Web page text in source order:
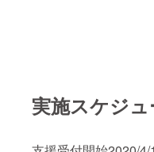
実施スケジ